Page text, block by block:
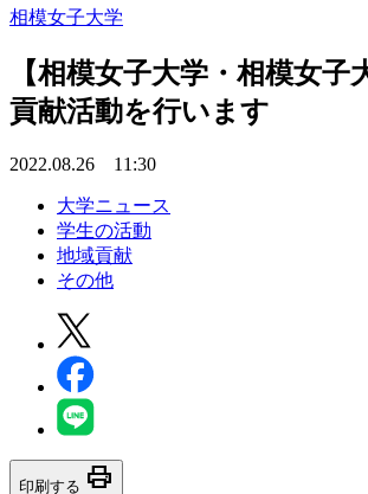
相模女子大学
【相模女子大学・相模女
貢献活動を行います
2022.08.26 11:30
大学ニュース
学生の活動
地域貢献
その他
印刷する print